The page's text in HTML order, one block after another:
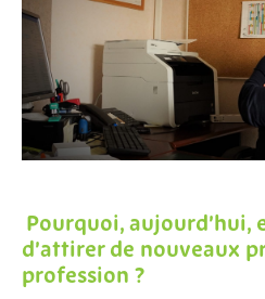
Pourquoi, aujourd’hui,
d’attirer de nouveaux
profession ?